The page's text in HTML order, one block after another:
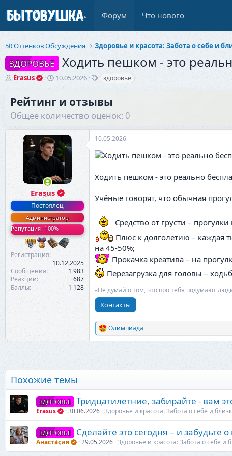
Форум Что нового
50 Оттенков Обсуждения
ЗДОРОВЬЕ Ходить пешком - это
А
о
р
е
Erasus
Д
н
ч
а
л
а
10.05.2026
Т
и
здоровье
Рейтинг и отзывы
Общее количество оценок: 0
Erasus
Постоялец
Администратор
Репутация: 100%
Регистрация
10.12.2025
Сообщения
1 983
Реакции
687
Баллы
1 128
10.05.2026
Ходить пешком - это реально
Учёные говорят, что обычная
Средство от грусти –
Плюс к долголетию – каждая
на 45-50%;
Прокачка креатива – на
Перезагрузка для головы –
«Не думай о том, что про тебя подумают
Контакты
Р
е
и
:
Олимпиада
Похожие темы
ЗДОРОВЬЕ Тридцатилетние, забирайте - вам
Erasus 30.06.2026 Здоровье и красота: Забота о себе и
ЗДОРОВЬЕ Сделайте это сегодня – и забудьте
Анастасия 29.05.2026 Здоровье и красота: Забота о себе и